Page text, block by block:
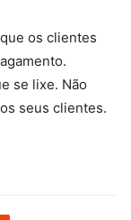
os clientes
se lixe. Não
seus clientes.